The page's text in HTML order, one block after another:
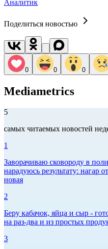
Аналитик
Поделиться новостью
0 0 0
Mediametrics
5
самых читаемых новостей
1
Заворачиваю сковороду в
нарадуюсь результату: нагар
новая
2
Беру кабачок, яйца и сыр -
на раз-два и из простых
3